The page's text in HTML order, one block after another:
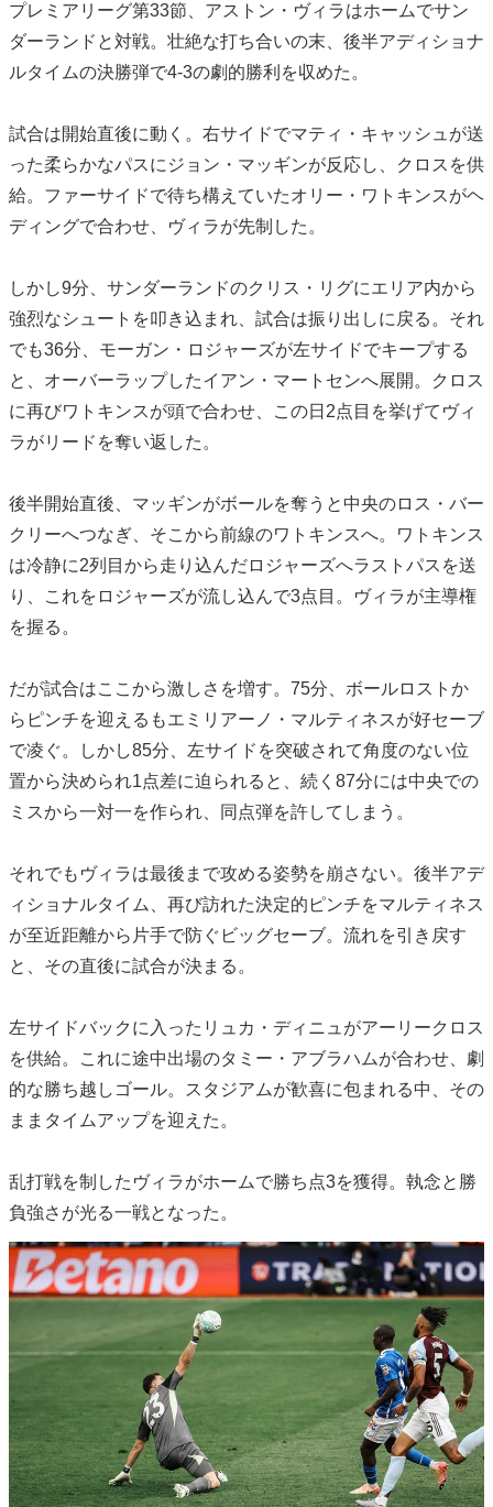
プレミアリーグ第33節、アストン・ヴィラはホームでサン
ダーランドと対戦。壮絶な打ち合いの末、後半アディショナ
ルタイムの決勝弾で4-3の劇的勝利を収めた。
試合は開始直後に動く。右サイドでマティ・キャッシュが送
った柔らかなパスにジョン・マッギンが反応し、クロスを供
給。ファーサイドで待ち構えていたオリー・ワトキンスがヘ
ディングで合わせ、ヴィラが先制した。
しかし9分、サンダーランドのクリス・リグにエリア内から
強烈なシュートを叩き込まれ、試合は振り出しに戻る。それ
でも36分、モーガン・ロジャーズが左サイドでキープする
と、オーバーラップしたイアン・マートセンへ展開。クロス
に再びワトキンスが頭で合わせ、この日2点目を挙げてヴィ
ラがリードを奪い返した。
後半開始直後、マッギンがボールを奪うと中央のロス・バー
クリーへつなぎ、そこから前線のワトキンスへ。ワトキンス
は冷静に2列目から走り込んだロジャーズへラストパスを送
り、これをロジャーズが流し込んで3点目。ヴィラが主導権
を握る。
だが試合はここから激しさを増す。75分、ボールロストか
らピンチを迎えるもエミリアーノ・マルティネスが好セーブ
で凌ぐ。しかし85分、左サイドを突破されて角度のない位
置から決められ1点差に迫られると、続く87分には中央での
ミスから一対一を作られ、同点弾を許してしまう。
それでもヴィラは最後まで攻める姿勢を崩さない。後半アデ
ィショナルタイム、再び訪れた決定的ピンチをマルティネス
が至近距離から片手で防ぐビッグセーブ。流れを引き戻す
と、その直後に試合が決まる。
左サイドバックに入ったリュカ・ディニュがアーリークロス
を供給。これに途中出場のタミー・アブラハムが合わせ、劇
的な勝ち越しゴール。スタジアムが歓喜に包まれる中、その
ままタイムアップを迎えた。
乱打戦を制したヴィラがホームで勝ち点3を獲得。執念と勝
負強さが光る一戦となった。